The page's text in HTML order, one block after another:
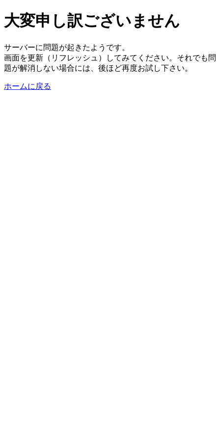
大変申し訳ございません
サーバーに問題が起きたようです。
画面を更新（リフレッシュ）してみてください。それでも問
題が解消しない場合には、後ほど再度お試し下さい。
ホームに戻る